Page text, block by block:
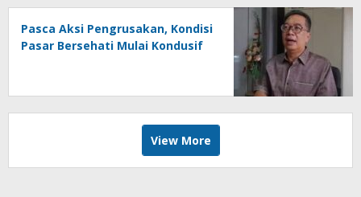
Pasca Aksi Pengrusakan, Kondisi
Pasar Bersehati Mulai Kondusif
View More